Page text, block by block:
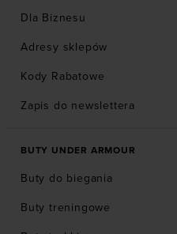
Dla Biznesu
Adresy sklepów
Kody Rabatowe
Zapis do newslettera
BUTY UNDER ARMOUR
Buty do biegania
Buty treningowe